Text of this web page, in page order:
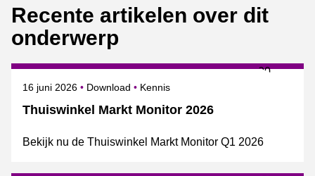
Recente artikelen over dit
onderwerp
Thuiswinkel Markt Monitor 2026
Gepubliceerd op
16 juni 2026 Download Onderwerpen
Kennis
Bekijk nu de Thuiswinkel Markt Monitor Q1 2026